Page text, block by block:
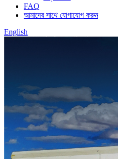
FAQ
আমাদের সাথে যোগাযোগ করুন
English